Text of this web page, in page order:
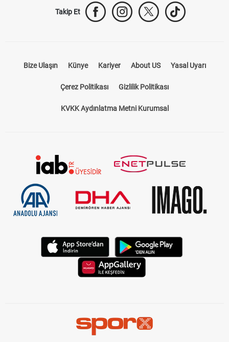
Takip Et
Bize Ulaşın Künye Kariyer About US Yasal Uyarı
Çerez Politikası Gizlilik Politikası
KVKK Aydınlatma Metni Kurumsal